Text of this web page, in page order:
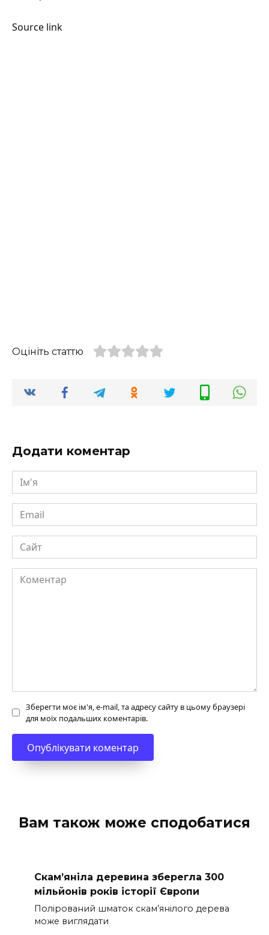
Source link
Оцініть статтю
Додати коментар
Ім'я
Email
Сайт
Коментар
Зберегти моє ім'я, e-mail, та адресу сайту в цьому браузері
для моїх подальших коментарів.
Вам також може сподобатися
Скам’яніла деревина зберегла 300
мільйонів років історії Європи
Полірований шматок скам’янілого дерева
може виглядати